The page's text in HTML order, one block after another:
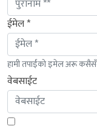
ईमेल *
हामी तपाईंको इमेल अरू कसैसँग
वेबसाईट